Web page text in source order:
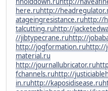
here.ruhttp://
atageingresistance.ruhttp://
talcutting.ruhttp://
//jibtypecrane.ruhttp://
http://jogformation.ruhttp://
material.ru
http://journallubricator.ru
fchannels.ruhttp://
in.ruhttp://kaposidisease.ru